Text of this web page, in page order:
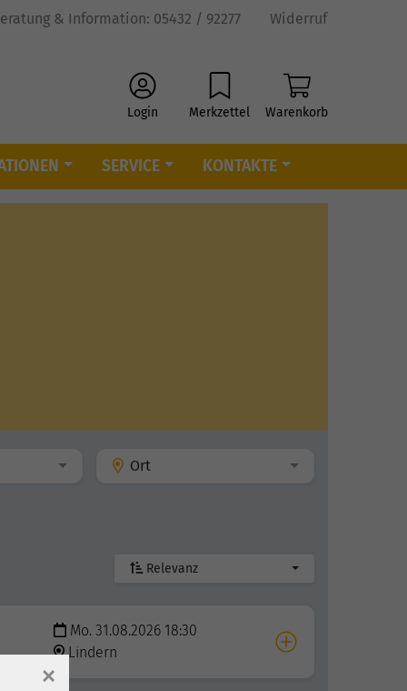
& Information: 05432 / 92277 Widerruf
Login Merkzettel Warenkorb
SERVICE KONTAKTE
Ort
Relevanz
Mo. 31.08.2026 18:30
Lindern
×